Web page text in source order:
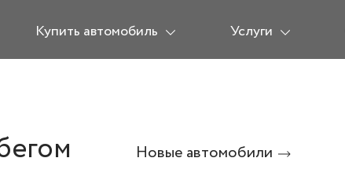
Купить автомобиль Услуги
Новые автомобили